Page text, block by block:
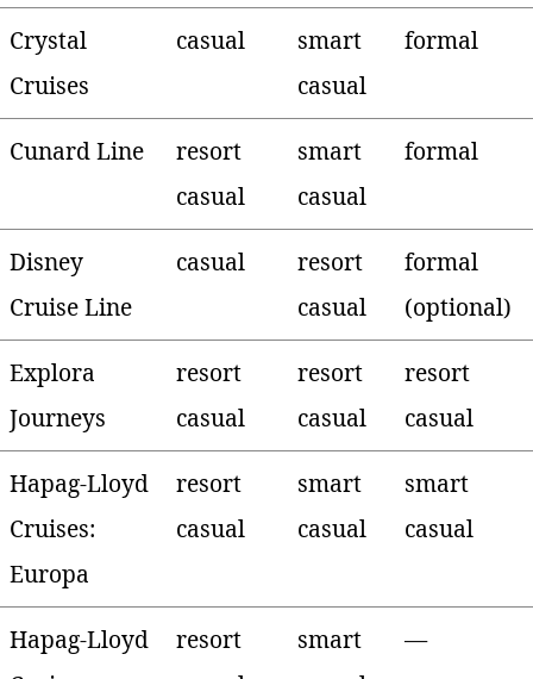
Crystal
Cruises
casual
smart
casual
formal
Cunard Line
resort
casual
smart
casual
formal
Disney
Cruise Line
casual
resort
casual
formal
(optional)
Explora
Journeys
resort
casual
resort
casual
resort
casual
Hapag-Lloyd
Cruises:
Europa
resort
casual
smart
casual
smart
casual
Hapag-Lloyd
resort
smart
—